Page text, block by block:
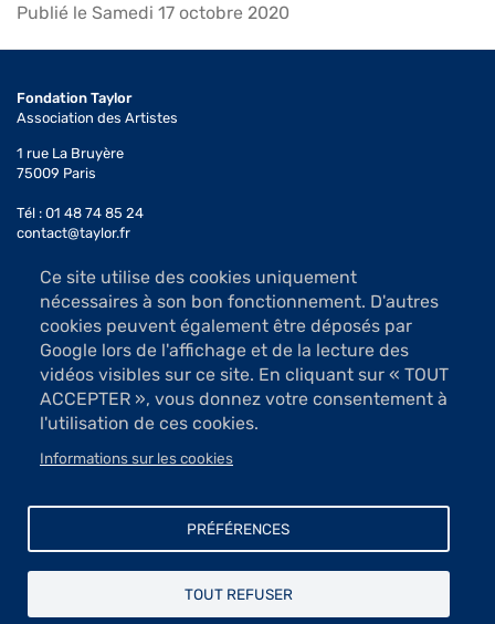
Publié le Samedi 17 octobre 2020
Ce site utilise des cookies uniquement
nécessaires à son bon fonctionnement. D'autres
cookies peuvent également être déposés par
Google lors de l'affichage et de la lecture des
vidéos visibles sur ce site. En cliquant sur « TOUT
ACCEPTER », vous donnez votre consentement à
l'utilisation de ces cookies.
Informations sur les cookies
PRÉFÉRENCES
TOUT REFUSER
Fondation Taylor
Association des Artistes
1 rue La Bruyère
75009 Paris
Tél : 01 48 74 85 24
contact@taylor.fr
Accès : Métro Saint-Georges (ligne 12)
Bus 74, arrêt Saint-Georges
Les salles d'exposition sont ouvertes du mardi au samedi
de 13h à 19h (sauf jours fériés)
Accès libre
Pied
Contact
Mentions légales